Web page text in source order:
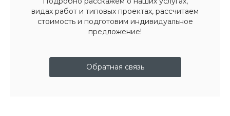
видах работ и типовых проектах, рассчитаем
стоимость и подготовим индивидуальное
предложение!
Обратная связь